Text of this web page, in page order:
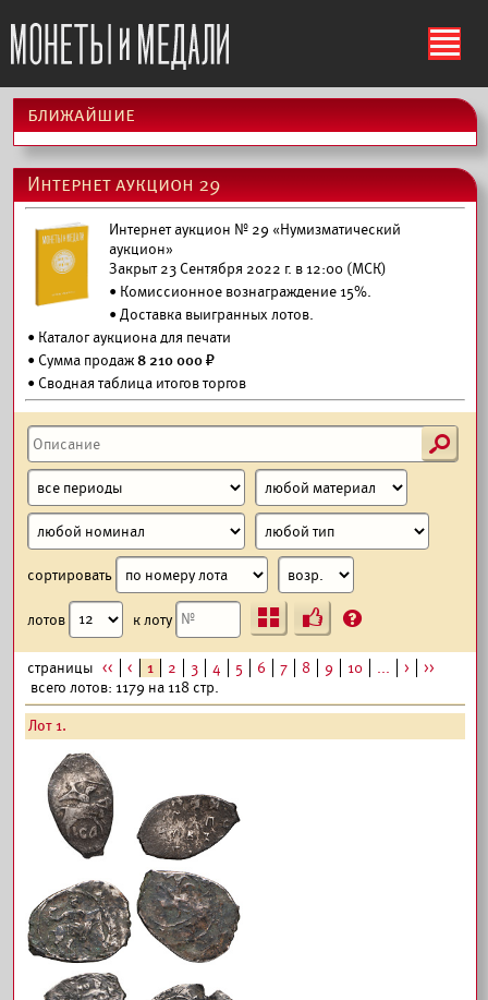
ś
ближайшие
Интернет аукцион 29
Интернет аукцион № 29 «Нумизматический
аукцион»
Закрыт 23 Сентября 2022 г. в 12:00 (МСК)
• Комиссионное вознаграждение 15%.
•Доставка выигранных лотов.
• Каталог аукциона для печати
• Сумма продаж8 210 000 ₽
• Сводная таблица итогов торгов
s
сортировать
лотов к лоту Ъ ?
страницы << < 1 2 3 4 5 6 7 8 9 10 ... >
>>
всего лотов: 1179 на 118 стр.
Лот 1.